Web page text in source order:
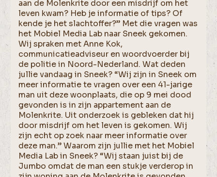
aan de Molenkrite door een misdrijf om het
leven kwam? Heb je informatie of tips? Of
kende je het slachtoffer?” Met die vragen was
het Mobiel Media Lab naar Sneek gekomen.
Wij spraken met Anne Kok,
communicatieadviseur en woordvoerder bij
de politie in Noord-Nederland. Wat deden
jullie vandaag in Sneek? “Wij zijn in Sneek om
meer informatie te vragen over een 41-jarige
man uit deze woonplaats, die op 9 mei dood
gevonden is in zijn appartement aan de
Molenkrite. Uit onderzoek is gebleken dat hij
door misdrijf om het leven is gekomen. Wij
zijn echt op zoek naar meer informatie over
deze man.” Waarom zijn jullie met het Mobiel
Media Lab in Sneek? “Wij staan juist bij de
Jumbo omdat de man een stukje verderop in